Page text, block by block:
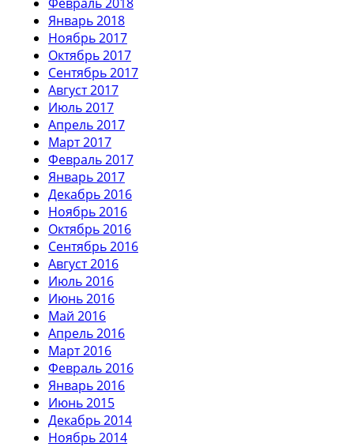
Январь 2018
Ноябрь 2017
Октябрь 2017
Сентябрь 2017
Август 2017
Июль 2017
Апрель 2017
Март 2017
Февраль 2017
Январь 2017
Декабрь 2016
Ноябрь 2016
Октябрь 2016
Сентябрь 2016
Август 2016
Июль 2016
Июнь 2016
Май 2016
Апрель 2016
Март 2016
Февраль 2016
Январь 2016
Июнь 2015
Декабрь 2014
Ноябрь 2014